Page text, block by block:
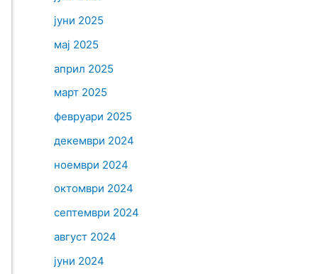
јуни 2025
мај 2025
април 2025
март 2025
февруари 2025
декември 2024
ноември 2024
октомври 2024
септември 2024
август 2024
јуни 2024